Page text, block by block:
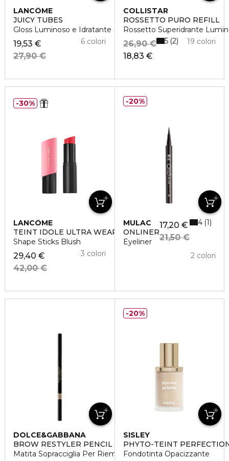
LANCÔME
JUICY TUBES
Gloss Luminoso e Idratante
19,53 €
27,90 €
6 colori
COLLISTAR
ROSSETTO PURO REFILL
Rossetto Superidrante
18,83 €
26,90 € 19 colori
5 2
LANCÔME
TEINT IDOLE ULTRA WEAR
Shape Sticks Blush
29,40 €
42,00 €
3 colori
30%
MULAC
ONLINER
Eyeliner
17,20 €
21,50 €
2 colori
4 1
20%
DOLCE&GABBANA
BROW RESTYLER PENCIL
Matita Sopracciglia Per Riempire E Modellare A Tenuta 16H
SISLEY
PHYTO-TEINT
Fondotinta Opacizzante
20%